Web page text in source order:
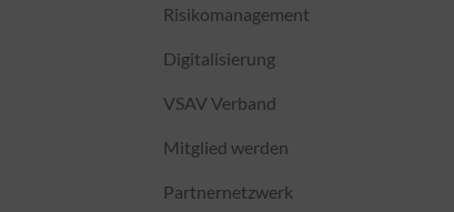
Risikomanagement
Digitalisierung
VSAV Verband
Mitglied werden
Partnernetzwerk